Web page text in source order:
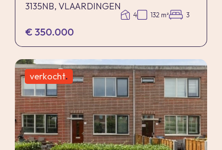
3135NB, VLAARDINGEN
4 132 m² 3
€ 350.000
verkocht.